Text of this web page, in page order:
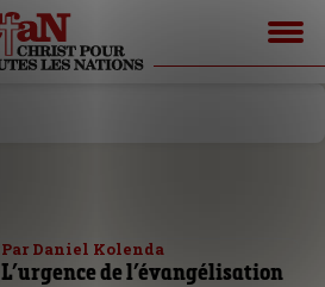
Par Daniel Kolenda
L’urgence de l’évangélisation